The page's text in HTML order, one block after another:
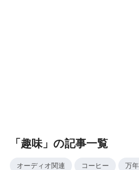
「趣味」の記事一覧
オーディオ関連 コーヒー 万